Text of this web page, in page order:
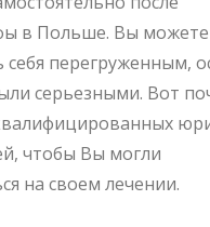
в Польше. Вы можете
себя перегруженным,
серьезными. Вот
чтобы Вы могли
на своем лечении.